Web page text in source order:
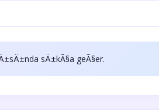
sÄ±kÃ§a geÃ§er.